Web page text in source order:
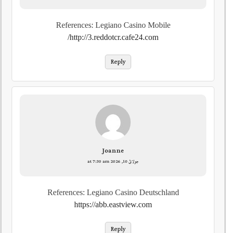
References: Legiano Casino Mobile
http://3.reddotcr.cafe24.com/
Reply
Joanne
جولائ 10, 2026 at 7:30 am
References: Legiano Casino Deutschland
https://abb.eastview.com
Reply